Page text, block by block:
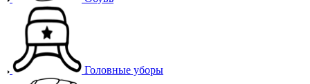
Головные уборы